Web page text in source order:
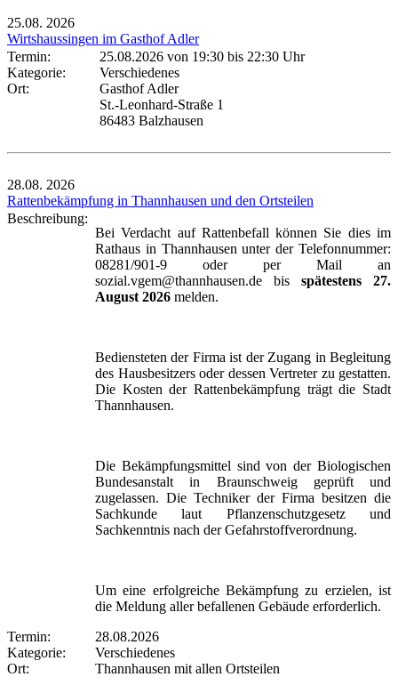
25.08. 2026
Wirtshaussingen im Gasthof Adler
Termin:
25.08.2026 von 19:30 bis 22:30 Uhr
Kategorie:
Verschiedenes
Ort:
Gasthof Adler
St.-Leonhard-Straße 1
86483 Balzhausen
28.08. 2026
Rattenbekämpfung in Thannhausen und den Ortsteilen
Beschreibung:
Bei Verdacht auf Rattenbefall können Sie dies im
Rathaus in Thannhausen unter der Telefonnummer:
08281/901-9 oder per Mail an
sozial.vgem@thannhausen.de bis spätestens 27.
August 2026 melden.
Bediensteten der Firma ist der Zugang in Begleitung
des Hausbesitzers oder dessen Vertreter zu gestatten.
Die Kosten der Rattenbekämpfung trägt die Stadt
Thannhausen.
Die Bekämpfungsmittel sind von der Biologischen
Bundesanstalt in Braunschweig geprüft und
zugelassen. Die Techniker der Firma besitzen die
Sachkunde laut Pflanzenschutzgesetz und
Sachkenntnis nach der Gefahrstoffverordnung.
Um eine erfolgreiche Bekämpfung zu erzielen, ist
die Meldung aller befallenen Gebäude erforderlich.
Termin:
28.08.2026
Kategorie:
Verschiedenes
Ort:
Thannhausen mit allen Ortsteilen